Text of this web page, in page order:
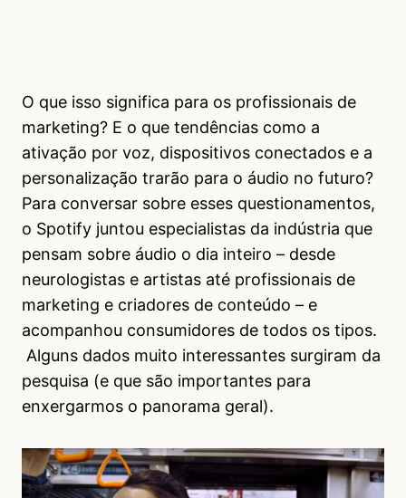
O que isso significa para os profissionais de
marketing? E o que tendências como a
ativação por voz, dispositivos conectados e a
personalização trarão para o áudio no futuro?
Para conversar sobre esses questionamentos,
o Spotify juntou especialistas da indústria que
pensam sobre áudio o dia inteiro – desde
neurologistas e artistas até profissionais de
marketing e criadores de conteúdo – e
acompanhou consumidores de todos os tipos.
Alguns dados muito interessantes surgiram da
pesquisa (e que são importantes para
enxergarmos o panorama geral).